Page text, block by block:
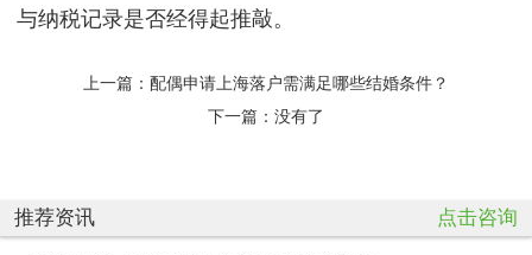
与纳税记录是否经得起推敲。
上一篇： 配偶申请上海落户需满足哪些结婚条件？
下一篇：没有了
推荐资讯 点击咨询